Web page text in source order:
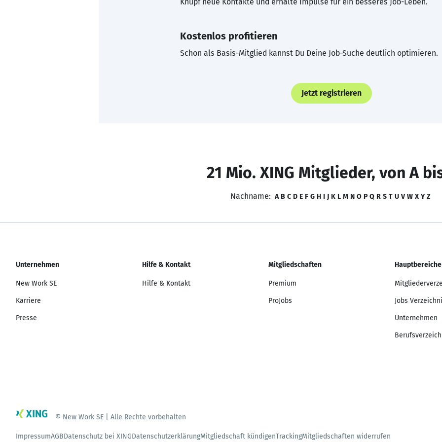
Kostenlos profitieren
Schon als Basis-Mitglied kannst Du Deine Job-Suche deutlich optimieren.
Jetzt registrieren
21 Mio. XING Mitglieder, von A
Nachname: A B C D E F G H I J K L M N O P Q R S T U V W X Y Z
Unternehmen
New Work SE
Karriere
Presse
Hilfe & Kontakt
Hilfe & Kontakt
Mitgliedschaften
Premium
ProJobs
Hauptbereiche
Jobs
Unternehmen
© New Work SE | Alle Rechte vorbehalten
ImpressumAGBDatenschutz bei XINGDatenschutzerklärungMitgliedschaft kündigenTrackingMitgliedschaften widerrufen